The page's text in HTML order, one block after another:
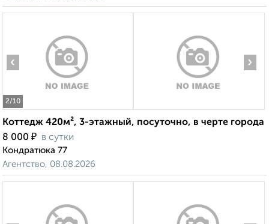
2/10
‹ ›
Коттедж 420м², 3-этажный, посуточно, в черте города
8 000 ₽ в сутки
Кондратюка 77
Агентство, 08.08.2026